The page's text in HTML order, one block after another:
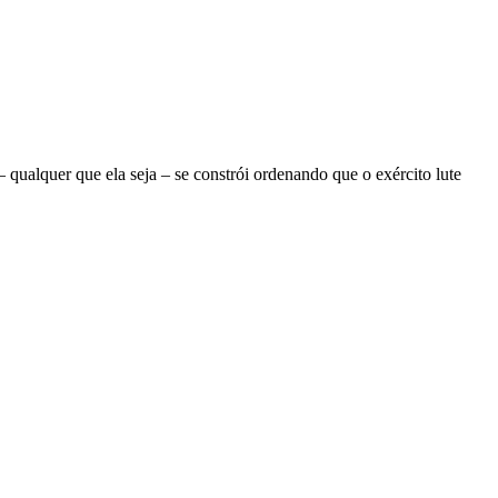
que ela seja – se constrói ordenando que o exército lute